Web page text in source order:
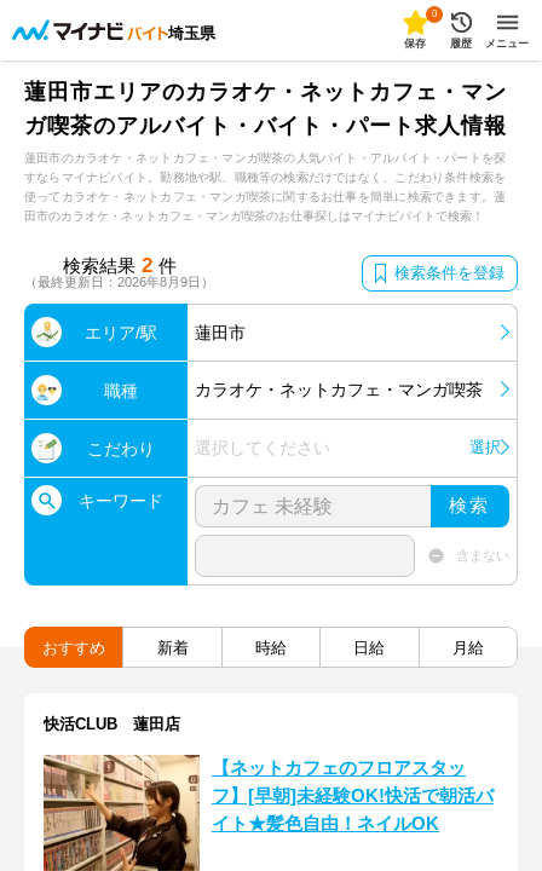
埼玉県
0
保存 履歴 メニュー
蓮田市エリアのカラオケ・ネットカフェ・マン
ガ喫茶のアルバイト・バイト・パート求人情報
蓮田市のカラオケ・ネットカフェ・マンガ喫茶の人気バイト・アルバイト・パートを探
すならマイナビバイト。勤務地や駅、職種等の検索だけではなく、こだわり条件検索を
使ってカラオケ・ネットカフェ・マンガ喫茶に関するお仕事を簡単に検索できます。蓮
田市のカラオケ・ネットカフェ・マンガ喫茶のお仕事探しはマイナビバイトで検索！
検索結果 2 件
（最終更新日：2026年8月9日） 検索条件を登録
エリア/駅 蓮田市
職種 カラオケ・ネットカフェ・マンガ喫茶
こだわり 選択してください 選択
キーワード 検索
含まない
おすすめ 新着 時給 日給 月給
快活CLUB 蓮田店
【ネットカフェのフロアスタッ
フ】[早朝]未経験OK!快活で朝活バ
イト★髪色自由！ネイルOK